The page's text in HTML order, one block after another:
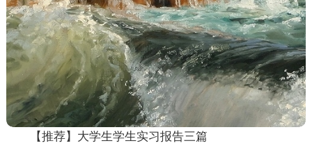
【推荐】大学生学生实习报告三篇